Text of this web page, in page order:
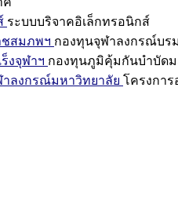
ระบบบริจาคอิเล็กทรอนิกส์
ชสมภพฯ กองทุนจุฬาลงกรณ์บร
งจุฬาฯ กองทุนภูมิคุ้มกันบำบัดม
าลงกรณ์มหาวิทยาลัย โครงกา